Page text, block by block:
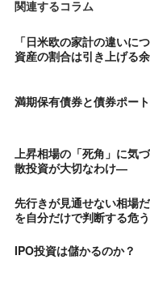
関連するコラム
「日米欧の家計の違いに
資産の割合は引き上げる
満期保有債券と債券ポー
上昇相場の「死角」に気
散投資が大切なわけ―
先行きが見通せない相場
を自分だけで判断する危
IPO投資は儲かるのか？